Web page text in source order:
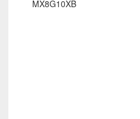
MX8G10XB